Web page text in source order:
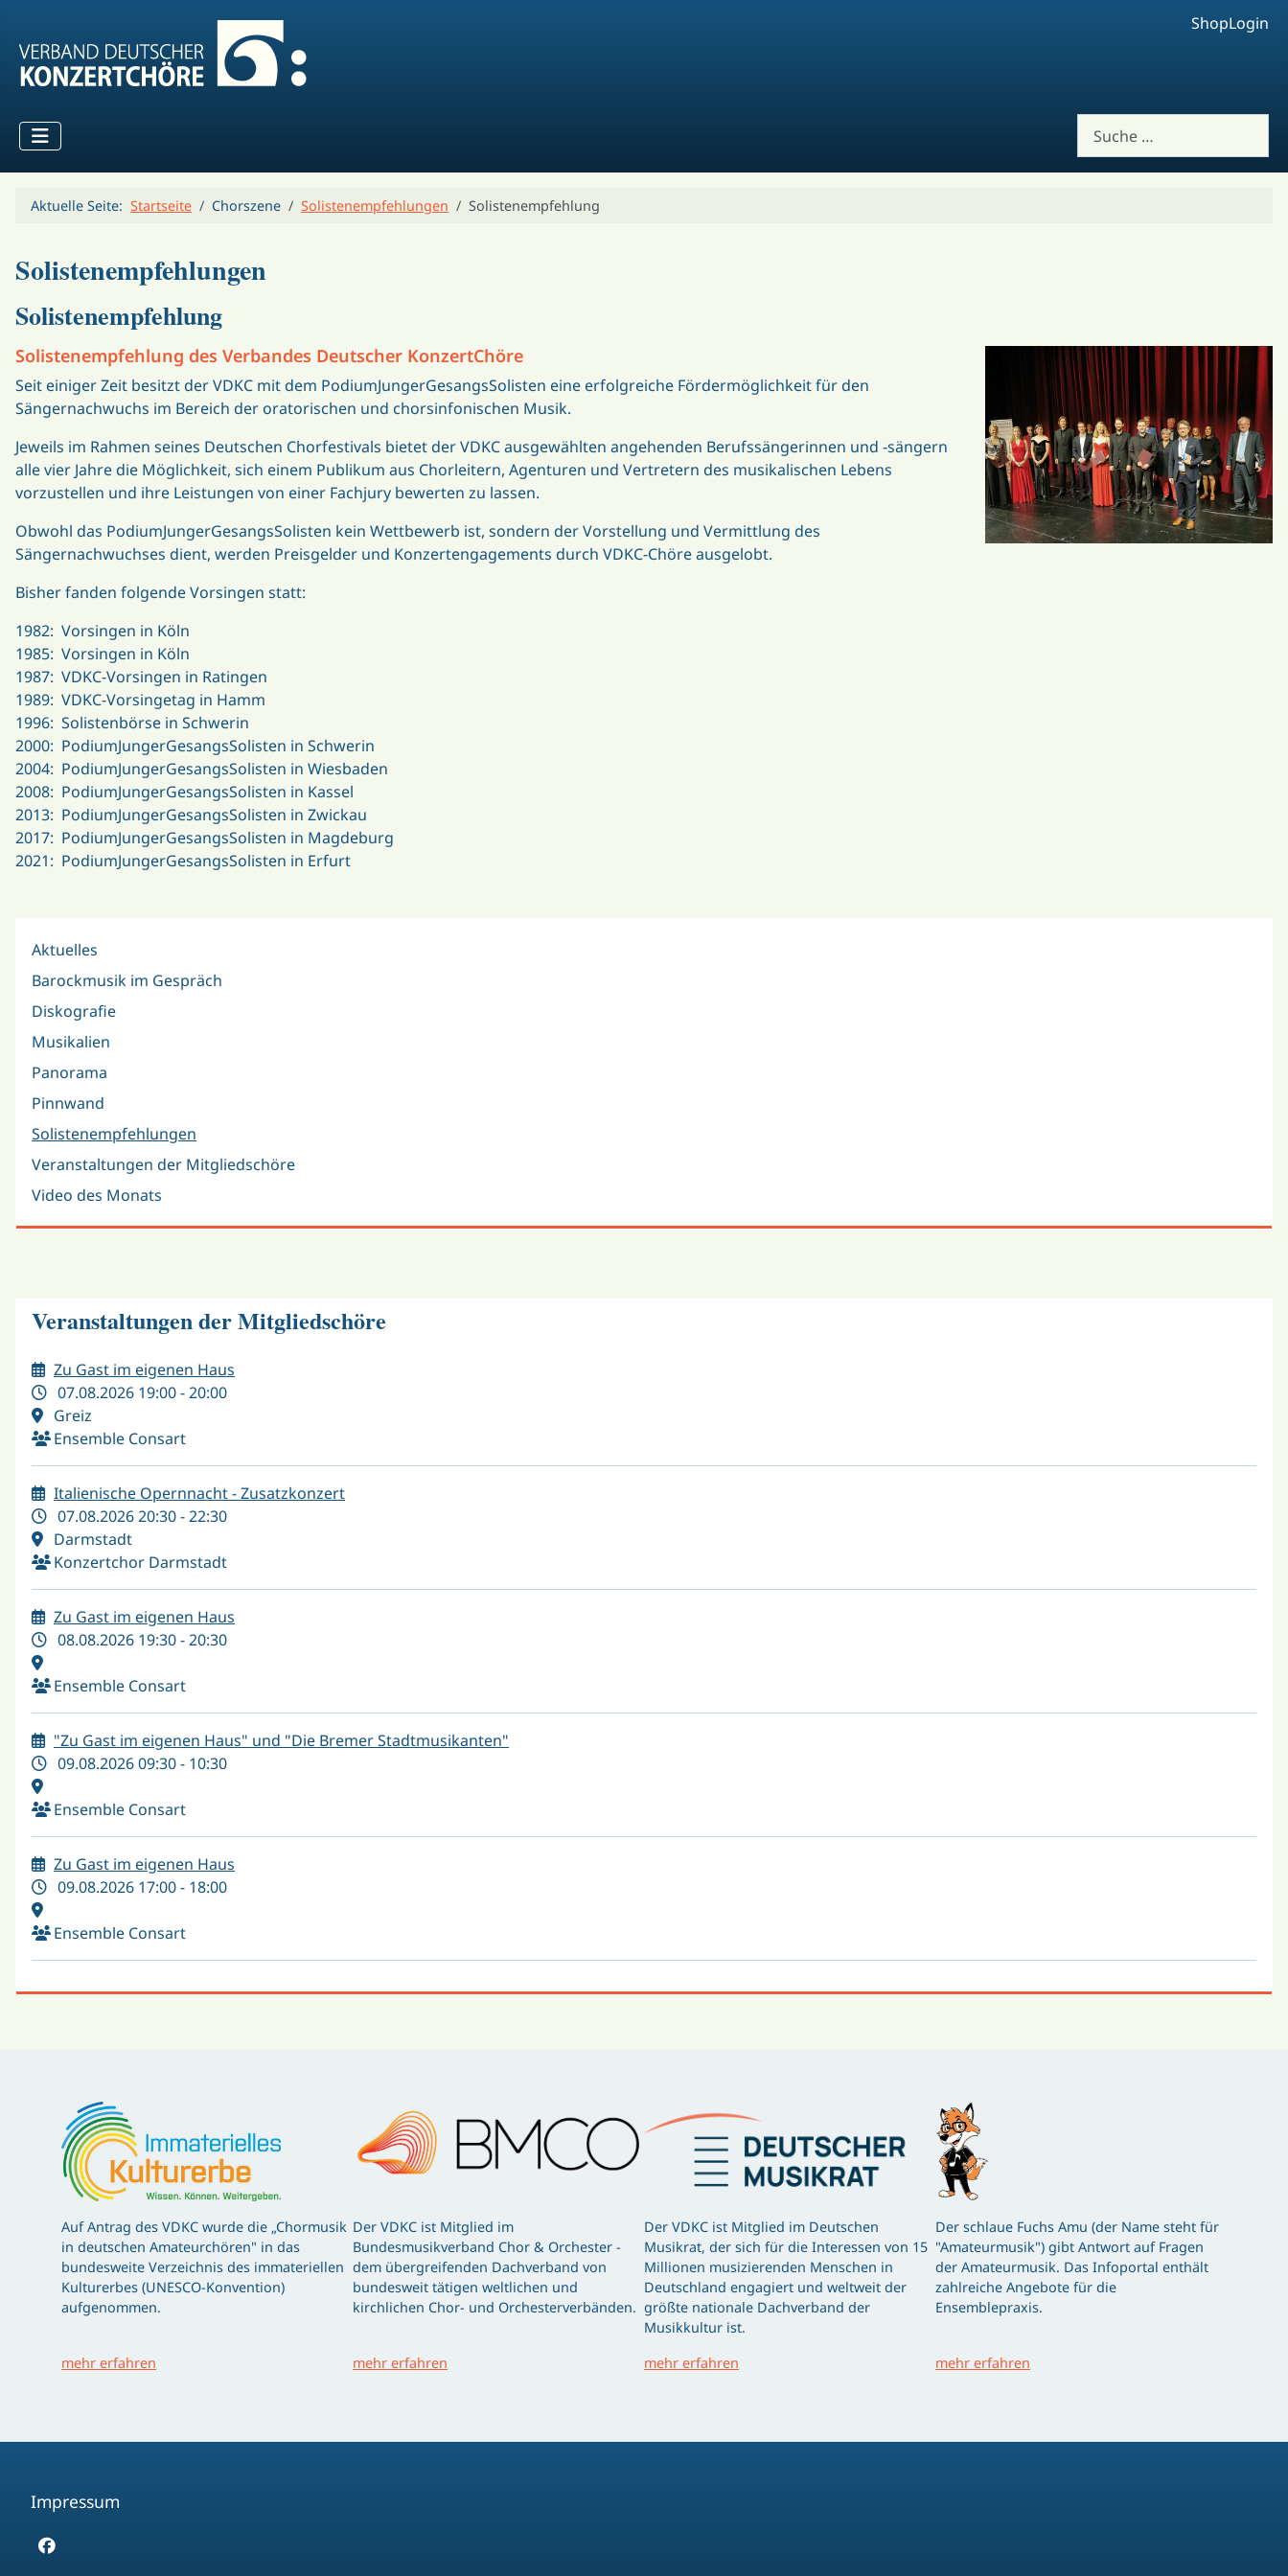
ShopLogin
Aktuelle Seite: Startseite Chorszene Solistenempfehlungen Solistenempfehlung
Solistenempfehlungen
Solistenempfehlung
Solistenempfehlung des Verbandes Deutscher KonzertChöre
Seit einiger Zeit besitzt der VDKC mit dem PodiumJungerGesangsSolisten eine erfolgreiche Fördermöglichkeit für den
Sängernachwuchs im Bereich der oratorischen und chorsinfonischen Musik.
Jeweils im Rahmen seines Deutschen Chorfestivals bietet der VDKC ausgewählten angehenden Berufssängerinnen und -sängern
alle vier Jahre die Möglichkeit, sich einem Publikum aus Chorleitern, Agenturen und Vertretern des musikalischen Lebens
vorzustellen und ihre Leistungen von einer Fachjury bewerten zu lassen.
Obwohl das PodiumJungerGesangsSolisten kein Wettbewerb ist, sondern der Vorstellung und Vermittlung des
Sängernachwuchses dient, werden Preisgelder und Konzertengagements durch VDKC-Chöre ausgelobt.
Bisher fanden folgende Vorsingen statt:
1982: Vorsingen in Köln
1985: Vorsingen in Köln
1987: VDKC-Vorsingen in Ratingen
1989: VDKC-Vorsingetag in Hamm
1996: Solistenbörse in Schwerin
2000: PodiumJungerGesangsSolisten in Schwerin
2004: PodiumJungerGesangsSolisten in Wiesbaden
2008: PodiumJungerGesangsSolisten in Kassel
2013: PodiumJungerGesangsSolisten in Zwickau
2017: PodiumJungerGesangsSolisten in Magdeburg
2021: PodiumJungerGesangsSolisten in Erfurt
Aktuelles
Barockmusik im Gespräch
Diskografie
Musikalien
Panorama
Pinnwand
Solistenempfehlungen
Veranstaltungen der Mitgliedschöre
Video des Monats
Veranstaltungen der Mitgliedschöre
Zu Gast im eigenen Haus
07.08.2026 19:00 - 20:00
Greiz
Ensemble Consart
Italienische Opernnacht - Zusatzkonzert
07.08.2026 20:30 - 22:30
Darmstadt
Konzertchor Darmstadt
Zu Gast im eigenen Haus
08.08.2026 19:30 - 20:30
Ensemble Consart
"Zu Gast im eigenen Haus" und "Die Bremer Stadtmusikanten"
09.08.2026 09:30 - 10:30
Ensemble Consart
Zu Gast im eigenen Haus
09.08.2026 17:00 - 18:00
Ensemble Consart
Auf Antrag des VDKC wurde die „Chormusik
in deutschen Amateurchören" in das
bundesweite Verzeichnis des immateriellen
Kulturerbes (UNESCO-Konvention)
aufgenommen.
mehr erfahren
Der VDKC ist Mitglied im
Bundesmusikverband Chor & Orchester -
dem übergreifenden Dachverband von
bundesweit tätigen weltlichen und
kirchlichen Chor- und Orchesterverbänden.
mehr erfahren
Der VDKC ist Mitglied im Deutschen
Musikrat, der sich für die Interessen von 15
Millionen musizierenden Menschen in
Deutschland engagiert und weltweit der
größte nationale Dachverband der
Musikkultur ist.
mehr erfahren
Der schlaue Fuchs Amu (der Name steht für
"Amateurmusik") gibt Antwort auf Fragen
der Amateurmusik. Das Infoportal enthält
zahlreiche Angebote für die
Ensemblepraxis.
mehr erfahren
Impressum